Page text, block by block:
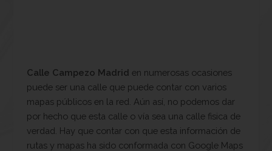
Calle Campezo Madrid en numerosas ocasiones
puede ser una calle que puede contar con varios
mapas públicos en la red. Aún así, no podemos dar
por hecho que esta calle o vía sea una calle fisica de
verdad. Hay que contar con que esta información de
rutas y mapas ha sido conformada con Google Maps